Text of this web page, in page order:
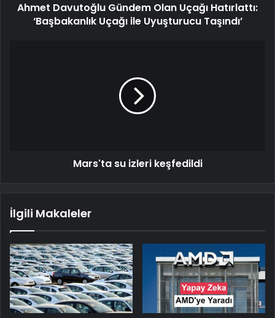
Ahmet Davutoğlu Gündem Olan Uçağı Hatırlattı:
‘Başbakanlık Uçağı ile Uyuşturucu Taşındı’
Mars'ta su izleri keşfedildi
İlgili Makaleler